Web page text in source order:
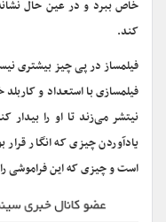
خاص ببرد و در عین حال
کند.
فیلمساز در پی چیز بیشتری
فیلمسازی با استعداد و
نیتشر می‌زند تا او را بیدار
یادآوردن چیزی که انگار
است و چیزی که این فراموشی